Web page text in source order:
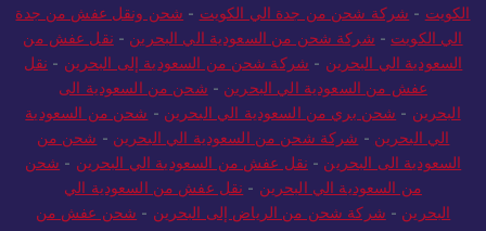
الكويت-شركة شحن من جدة الي الكويت- شحن ونقل عفش من جدة
الي الكويت-شركة شحن من السعودية الي البحرين -نقل عفش من
السعودية الي البحرين - شركة شحن من السعودية إلى البحرين - نقل
عفش من السعودية الي البحرين -شحن من السعودية الى
البحرين -شحن بري من السعودية الي البحرين -شحن من السعودية
الي البحرين -شركة شحن من السعودية الي البحرين -شحن من
السعودية الى البحرين -نقل عفش من السعودية الي البحرين -شحن
من السعودية الي البحرين -نقل عفش من السعودية الي
البحرين -شركة شحن من الرياض إلى البحرين - شحن عفش من